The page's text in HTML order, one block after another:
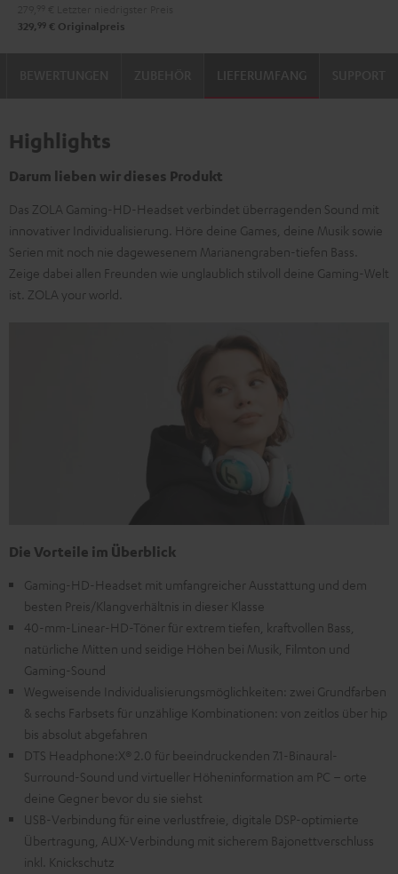
329, 99 € Originalpreis
LIEFERUMFANG
Highlights
Darum lieben wir dieses Produkt
Das ZOLA Gaming-HD-Headset verbindet überragenden Sound mit
innovativer Individualisierung. Höre deine Games, deine Musik sowie
Serien mit noch nie dagewesenem Marianengraben-tiefen Bass.
Zeige dabei allen Freunden wie unglaublich stilvoll deine Gaming-Welt
ist. ZOLA your world.
Die Vorteile im Überblick
Gaming-HD-Headset mit umfangreicher Ausstattung und dem
besten Preis/Klangverhältnis in dieser Klasse
40-mm-Linear-HD-Töner für extrem tiefen, kraftvollen Bass,
natürliche Mitten und seidige Höhen bei Musik, Filmton und
Gaming-Sound
Wegweisende Individualisierungsmöglichkeiten: zwei Grundfarben
& sechs Farbsets für unzählige Kombinationen: von zeitlos über hip
bis absolut abgefahren
DTS Headphone:X® 2.0 für beeindruckenden 7.1-Binaural-
Surround-Sound und virtueller Höheninformation am PC – orte
deine Gegner bevor du sie siehst
USB-Verbindung für eine verlustfreie, digitale DSP-optimierte
Übertragung, AUX-Verbindung mit sicherem Bajonettverschluss
inkl. Knickschutz